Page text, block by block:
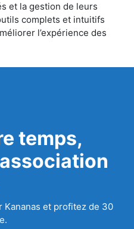
et la gestion de leurs
complets et intuitifs
l’expérience des
temps,
et profitez de 30